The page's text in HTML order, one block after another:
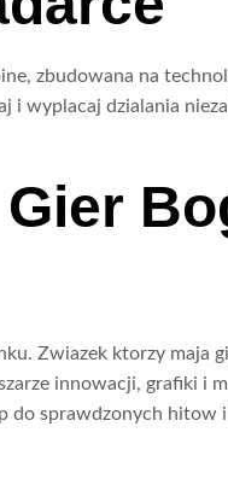
zbudowana na
i wyplacaj dzialania
Zwiazek ktorzy maja
innowacji, grafiki i
do sprawdzonych hitow i